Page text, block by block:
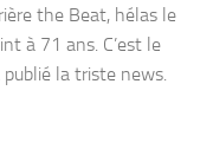
the Beat, hélas le
à 71 ans. C’est le
la triste news.